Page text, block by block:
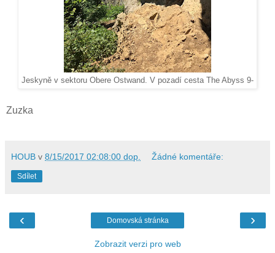
Jeskyně v sektoru Obere Ostwand. V pozadí cesta The Abyss 9-
Zuzka
HOUB v 8/15/2017 02:08:00 dop. Žádné komentáře:
Sdílet
‹ ›
Domovská stránka
Zobrazit verzi pro web